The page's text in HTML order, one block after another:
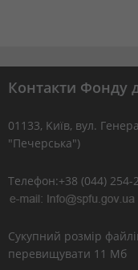
Контакти Фонду
01133, Kиїв, вул.
"Печерська")
Телефон:+38 (044) 254-
Сукупний розмір
перевищувати 11 Мб